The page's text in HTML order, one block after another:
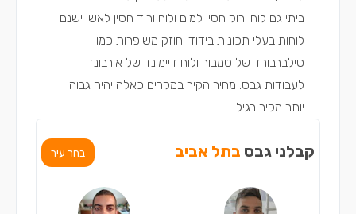
ביתי גם לוח ירוק חסין למים ולוח ורוד חסין לאש. ישנם
לוחות בעלי תכונות בידוד וחוזק משופרות כמו
סילברבורד של טמבור ולוח דיימונד של אורבונד
לעבודות גבס. מחיר הקיר במקרים כאלה יהיה גבוה
יותר מקיר רגיל.
קבלני גבס בתל אביב בחר עיר